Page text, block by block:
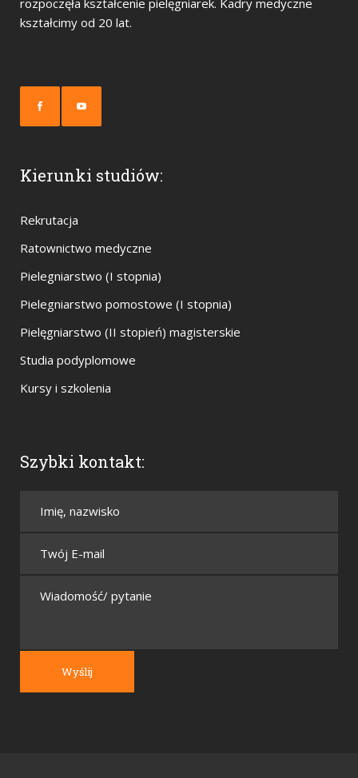
kształcimy od 20 lat.
Kierunki studiów:
Rekrutacja
Ratownictwo medyczne
Pielegniarstwo (I stopnia)
Pielegniarstwo pomostowe (I stopnia)
Pielęgniarstwo (II stopień) magisterskie
Studia podyplomowe
Kursy i szkolenia
Szybki kontakt: